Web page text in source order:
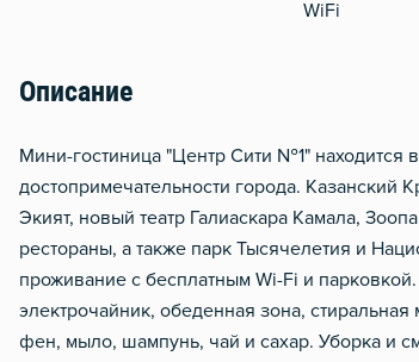
WiFi
Описание
Мини-гостиница "Центр Сити №1" находится
достопримечательности города. Казанский
Экият, новый театр Галиаскара Камала,
рестораны, а также парк Тысячелетия и
проживание с бесплатным Wi-Fi и
электрочайник, обеденная зона,
фен, мыло, шампунь, чай и сахар. Уборка и